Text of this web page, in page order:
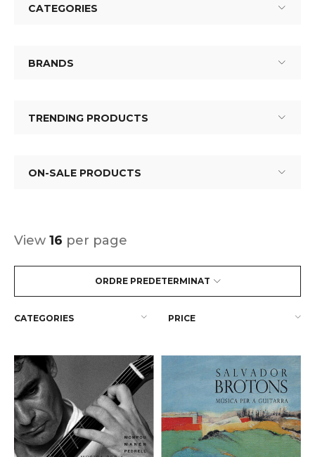
CATEGORIES
BRANDS
TRENDING PRODUCTS
ON-SALE PRODUCTS
ORDRE PREDETERMINAT
View 16 per page
CATEGORIES PRICE